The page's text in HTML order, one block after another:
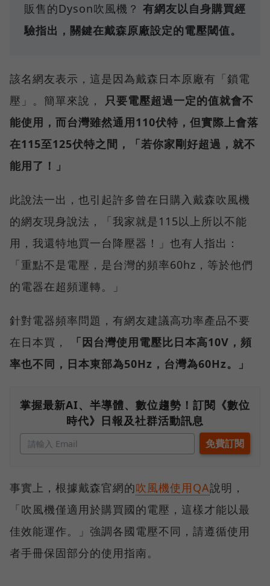
販售的Dyson吹風機？ 有網友以自身購買經
驗指出，關鍵在戴森原廠設定的電壓閾值。
該名網友表示，這是因為戴森日本原廠有「鎖電
壓」。簡單來說，
只要電壓超過一定的值就會不
能使用，而台灣雖然通用110伏特，但實際上會落
在115至125伏特之間，「若你家剛好超過，就不
能用了！」
此說法一出，也引起許多曾在日購入戴森吹風機
的網友現身說法，「我家就是115以上所以不能
用，我還特地買一台降壓器！」也有人指出：
「重點不是電壓，是台灣的頻率60hz，等於他們
的電器在超頻運轉。」
針對電器頻率問題，有網友建議高功率產品不要
在日本買，
「因台灣使用電壓比日本高10V，頻
率也不同，日本東部為50Hz，台灣為60Hz。」
掌握最新AI、半導體、數位趨勢！訂閱《數位
時代》日報及社群活動訊息
事實上，根據戴森官網的吹風機使用QA說明，
「吹風機僅適用於購買國的電壓，這樣才能以最
佳效能運作。」強調各國電壓不同，請遵循使用
者手冊保固部分的使用指南。